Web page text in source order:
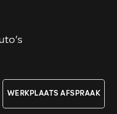
WERKPLAATS AFSPRAAK